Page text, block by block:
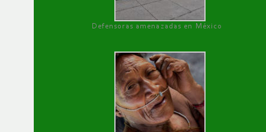
Defensoras amenazadas en México